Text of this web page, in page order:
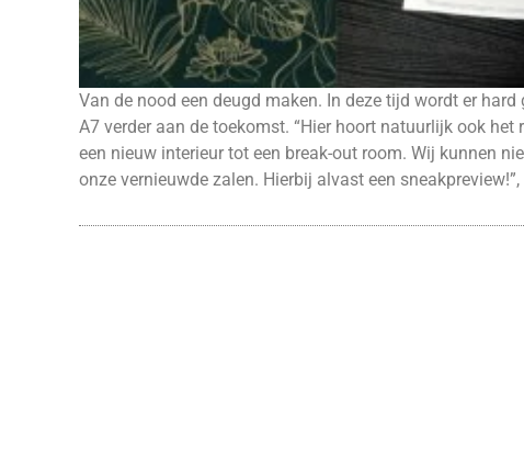
Van de nood een deugd maken. In deze tijd wordt er
A7 verder aan de toekomst. “Hier hoort natuurlijk ook
een nieuw interieur tot een break-out room. Wij kunnen
onze vernieuwde zalen. Hierbij alvast een